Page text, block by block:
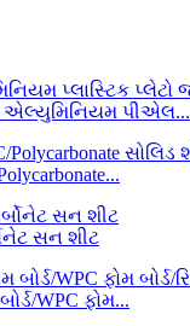
એલ્યુમિનિયમ પીએલ...
સન શીટ
WPC ફોમ...